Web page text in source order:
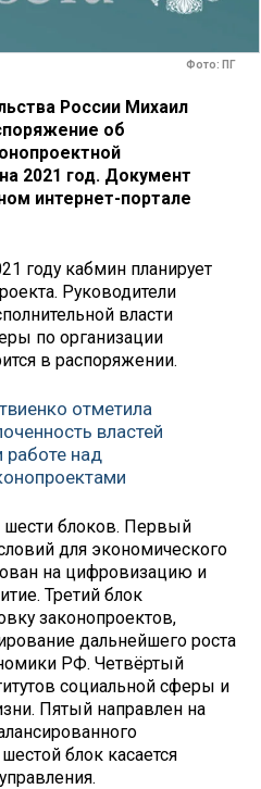
Фото: ПГ
России Михаил
об
2021 год. Документ
интернет-портале
году кабмин планирует
Руководители
власти
по организации
в распоряжении.
отметила
властей
работе над
шести блоков. Первый
для экономического
на цифровизацию и
Третий блок
законопроектов,
дальнейшего роста
РФ. Четвёртый
социальной сферы и
Пятый направлен на
блок касается